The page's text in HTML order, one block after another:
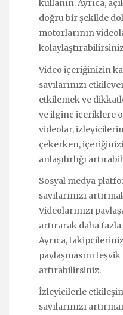
kullanın. Ayrıca,
doğru bir şekilde
motorlarının
Video içeriğinizin
sayılarınızı
etkilemek ve
ve ilginç içeriklere
videolar,
çekerken,
anlaşılırlığı
Sosyal medya
sayılarınızı
Videolarınızı
artırarak daha
Ayrıca,
paylaşmasını
artırabilirsiniz.
İzleyicilerle
sayılarınızı